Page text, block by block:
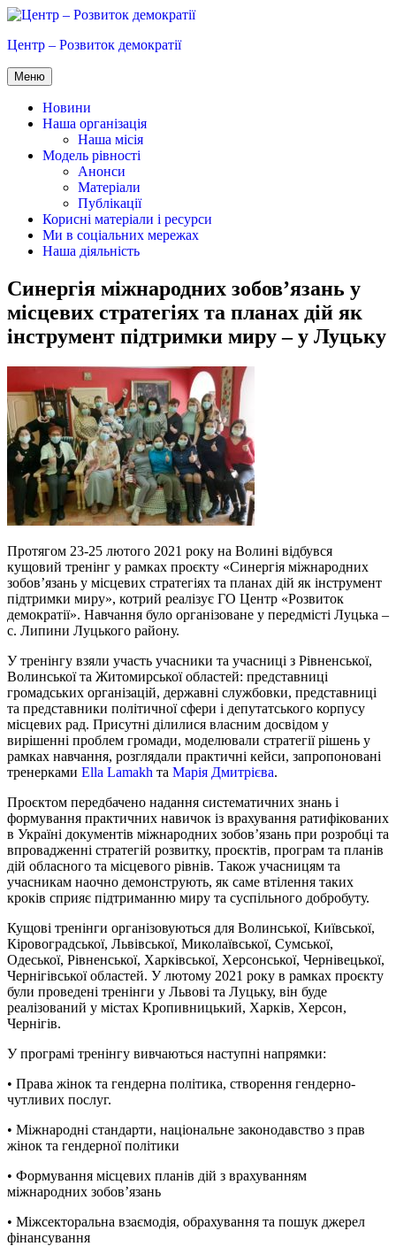
Перейти
вмісту
Центр – Розвиток демократії
Меню
Новини
Наша організація
Наша місія
Модель рівності
Анонси
Матеріали
Публікації
Корисні матеріали і ресурси
Ми в соціальних мережах
Наша діяльність
Синергія міжнародних зобов’язань у
місцевих стратегіях та планах дій як
інструмент підтримки миру – у Луцьку
Протягом 23-25 лютого 2021 року на Волині відбувся
кущовий тренінг у рамках проєкту «Синергія міжнародних
зобов’язань у місцевих стратегіях та планах дій як інструмент
підтримки миру», котрий реалізує ГО Центр «Розвиток
демократії». Навчання було організоване у передмісті Луцька –
с. Липини Луцького району.
У тренінгу взяли участь учасники та учасниці з Рівненської,
Волинської та Житомирської областей: представниці
громадських організацій, державні службовки, представниці
та представники політичної сфери і депутатського корпусу
місцевих рад. Присутні ділилися власним досвідом у
вирішенні проблем громади, моделювали стратегії рішень у
рамках навчання, розглядали практичні кейси, запропоновані
тренерками Ella Lamakh та Марія Дмитрієва.
Проєктом передбачено надання систематичних знань і
формування практичних навичок із врахування ратифікованих
в Україні документів міжнародних зобов’язань при розробці та
впровадженні стратегій розвитку, проєктів, програм та планів
дій обласного та місцевого рівнів. Також учасницям та
учасникам наочно демонструють, як саме втілення таких
кроків сприяє підтриманню миру та суспільного добробуту.
Кущові тренінги організовуються для Волинської, Київської,
Кіровоградської, Львівської, Миколаївської, Сумської,
Одеської, Рівненської, Харківської, Херсонської, Чернівецької,
Чернігівської областей. У лютому 2021 року в рамках проєкту
були проведені тренінги у Львові та Луцьку, він буде
реалізований у містах Кропивницький, Харків, Херсон,
Чернігів.
У програмі тренінгу вивчаються наступні напрямки:
• Права жінок та гендерна політика, створення гендерно-
чутливих послуг.
• Міжнародні стандарти, національне законодавство з прав
жінок та гендерної політики
• Формування місцевих планів дій з врахуванням
міжнародних зобов’язань
• Міжсекторальна взаємодія, обрахування та пошук джерел
фінансування